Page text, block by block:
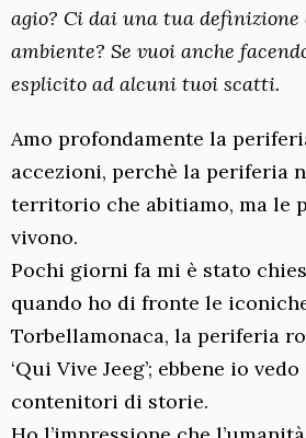
agio? Ci dai una tua definizione
ambiente? Se vuoi anche
esplicito ad alcuni tuoi scatti.
Amo profondamente la
accezioni, perchè la periferia
territorio che abitiamo, ma le
vivono.
Pochi giorni fa mi è stato
quando ho di fronte le
Torbellamonaca, la periferia
‘Qui Vive Jeeg’; ebbene io
contenitori di storie.